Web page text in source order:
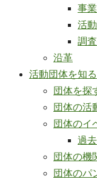
事
活
調
沿革
活動団体を知る
団体を探
団体の活
団体のイ
過
団体の機
団体のパ